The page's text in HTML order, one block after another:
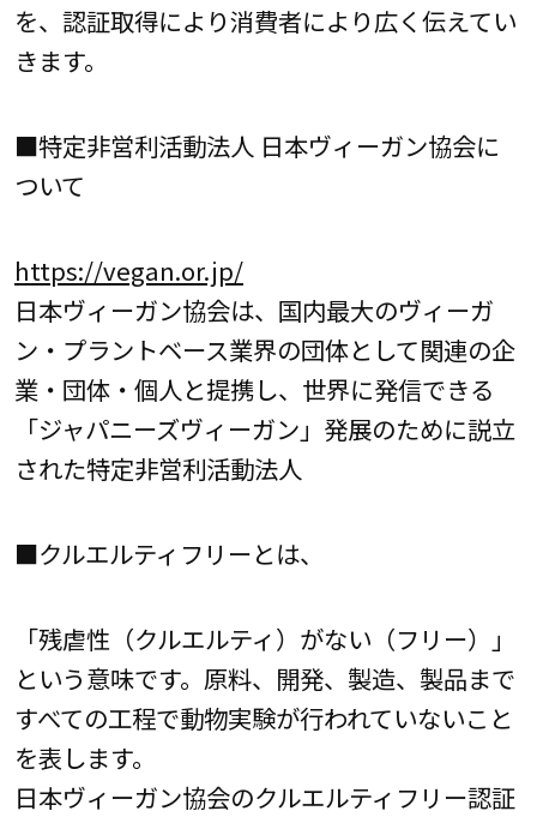
を、認証取得により消費者により広く伝えてい
きます。
■特定非営利活動法人 日本ヴィーガン協会に
ついて
https://vegan.or.jp/
日本ヴィーガン協会は、国内最大のヴィーガ
ン・プラントベース業界の団体として関連の企
業・団体・個人と提携し、世界に発信できる
「ジャパニーズヴィーガン」発展のために説立
された特定非営利活動法人
■クルエルティフリーとは、
「残虐性（クルエルティ）がない（フリー）」
という意味です。原料、開発、製造、製品まで
すべての工程で動物実験が行われていないこと
を表します。
日本ヴィーガン協会のクルエルティフリー認証